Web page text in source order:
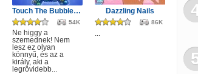
Touch The Bubbles 4
54K
Ne higgy a
szemednek! Nem
lesz ez olyan
könnyű, és az a
király, aki a
legrövidebb...
Dazzling Nails
86K
...